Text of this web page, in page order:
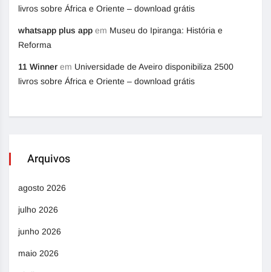
livros sobre África e Oriente – download grátis
whatsapp plus app em Museu do Ipiranga: História e
Reforma
11 Winner em Universidade de Aveiro disponibiliza 2500
livros sobre África e Oriente – download grátis
Arquivos
agosto 2026
julho 2026
junho 2026
maio 2026